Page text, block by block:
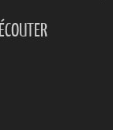
ÉCOUTER